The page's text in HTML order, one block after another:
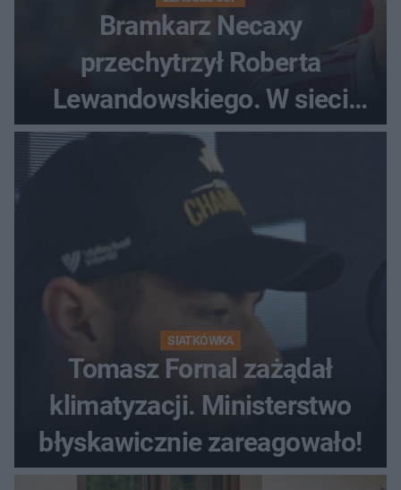
Bramkarz Necaxy
przechytrzył Roberta
Lewandowskiego. W sieci
krąży wideo z tego pojedynku
SIATKÓWKA
Tomasz Fornal zażądał
klimatyzacji. Ministerstwo
błyskawicznie zareagowało!